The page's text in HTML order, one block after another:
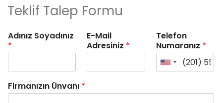
Teklif Talep Formu
Adınız Soyadınız
*
E-Mail
Adresiniz *
Telefon
Numaranız *
Firmanızın Ünvanı *